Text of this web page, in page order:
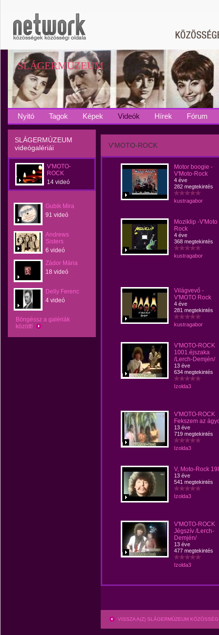
SLÁGERMÚZEUM
Nyitó Tagok Képek Videók Hírek Fórum
SLÁGERMÚZEUM
videógalériái
V'MOTO-
ROCK
14 videó
Gubik Mira
91 videó
Andrews
Sisters
6 videó
Zádor Mária
18 videó
Delly Ferenc
4 videó
Böngéssz a galériák
között!
V'MOTO-ROCK
Motor boogie -
V'Moto-Rock
4 éve
282 megtekintés
kustragabor
Moziklip -V'Moto
Rock
4 éve
368 megtekintés
kustragabor
Világvevő -
V'MOTO Rock
4 éve
281 megtekintés
kustragabor
V'MOTO-ROCK
1001.éjszaka
/Lerch-Demjén/
13 éve
634 megtekintés
Izolda3
V'MOTO-ROCK
Fekszem az
13 éve
719 megtekintés
Izolda3
V, Moto-Rock
13 éve
541 megtekintés
Izolda3
V'MOTO-ROCK
Jégszív /Lerch-
Demjén/
13 éve
477 megtekintés
Izolda3
VISSZA A(Z) SLÁGERMÚZEUM